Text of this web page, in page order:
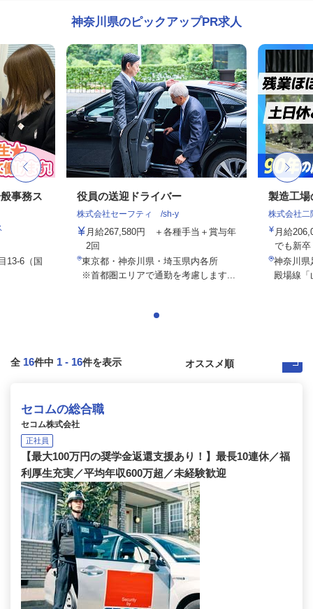
神奈川県のピックアップPR求人
事務ス
13-6（国
役員の送迎ドライバー
株式会社セーフティ /sh-y
月給267,580円 ＋各種手当＋賞与年
2回
東京都・神奈川県・埼玉県内各所
※首都圏エリアで通勤を考慮します...
製造工場
株式会社二
月給
でも新
神奈川県
殿場線
全 16件中 1 - 16件を表示
セコムの総合職
セコム株式会社
正社員
【最大100万円の奨学金返還支援あり！】最長10連休／福
利厚生充実／平均年収600万超／未経験歓迎